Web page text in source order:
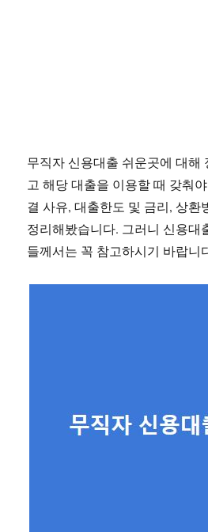
무직자 신용대출 쉬운곳에 대해
고 해당 대출을 이용할 때 갖춰
결 사유, 대출한도 및 금리, 상환
정리해봤습니다. 그러니 신용대
들께서는 꼭 참고하시기 바랍니